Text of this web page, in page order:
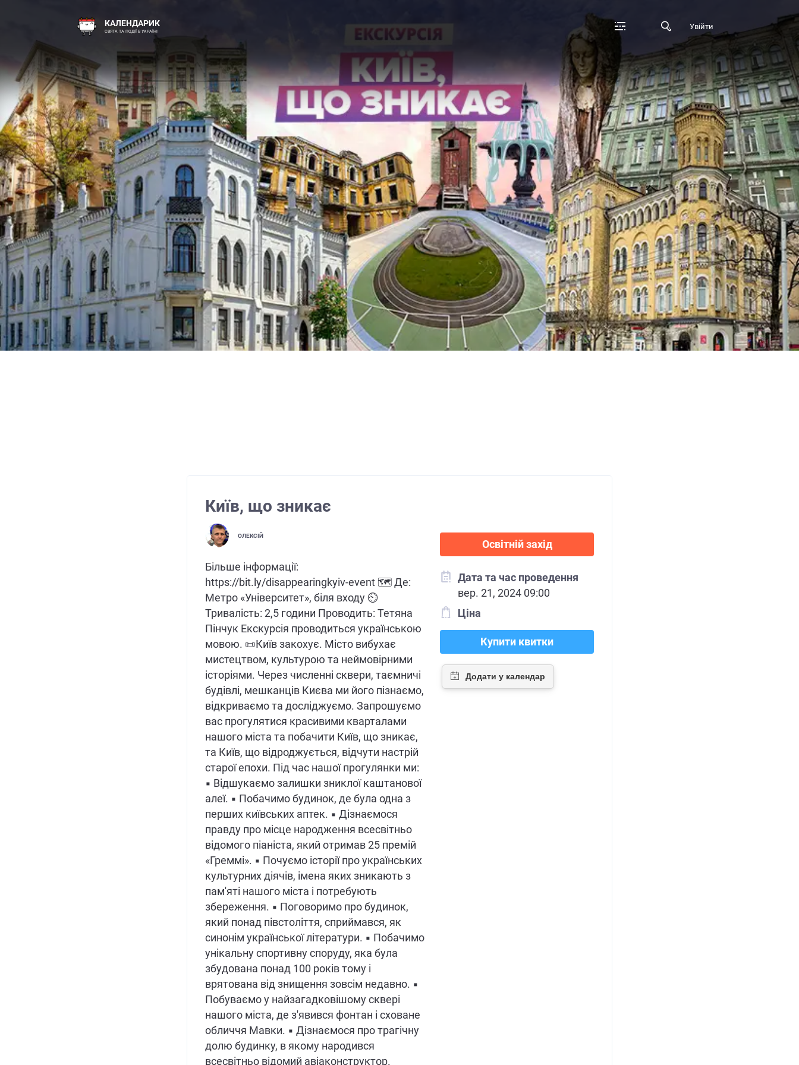
КАЛЕНДАРИК
СВЯТА ТА ПОДІЇ В УКРАЇНІ
Увійти
Київ, що зникає
ОЛЕКСІЙ
Більше інформації:
https://bit.ly/disappearingkyiv-event 🗺 Де:
Метро «Університет», біля входу ⏲
Тривалість: 2,5 години Проводить: Тетяна
Пінчук Екскурсія проводиться українською
мовою. 📜Київ закохує. Місто вибухає
мистецтвом, культурою та неймовірними
історіями. Через численні сквери, таємничі
будівлі, мешканців Києва ми його пізнаємо,
відкриваємо та досліджуємо. Запрошуємо
вас прогулятися красивими кварталами
нашого міста та побачити Київ, що зникає,
та Київ, що відроджується, відчути настрій
старої епохи. Під час нашої прогулянки ми:
▪ Відшукаємо залишки зниклої каштанової
алеї. ▪ Побачимо будинок, де була одна з
перших київських аптек. ▪ Дізнаємося
правду про місце народження всесвітньо
відомого піаніста, який отримав 25 премій
«Греммі». ▪ Почуємо історії про українських
культурних діячів, імена яких зникають з
пам'яті нашого міста і потребують
збереження. ▪ Поговоримо про будинок,
який понад півстоліття, сприймався, як
синонім української літератури. ▪ Побачимо
унікальну спортивну споруду, яка була
збудована понад 100 років тому і
врятована від знищення зовсім недавно. ▪
Побуваємо у найзагадковішому сквері
нашого міста, де з'явився фонтан і сховане
обличчя Мавки. ▪ Дізнаємося про трагічну
долю будинку, в якому народився
всесвітньо відомий авіаконструктор.
Освітній захід
Дата та час проведення
вер. 21, 2024 09:00
Ціна
Купити квитки